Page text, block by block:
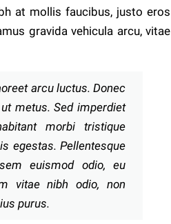
at mollis faucibus, justo eros
gravida vehicula arcu, vitae
arcu luctus. Donec
metus. Sed imperdiet
morbi tristique
egestas. Pellentesque
euismod odio, eu
vitae nibh odio, non
purus.